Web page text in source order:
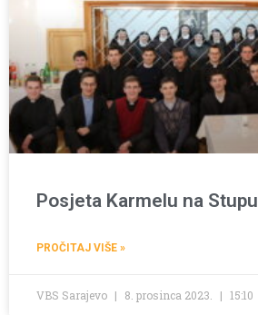
Posjeta Karmelu na Stupu
PROČITAJ VIŠE »
VBS Sarajevo 8. prosinca 2023. 15:10